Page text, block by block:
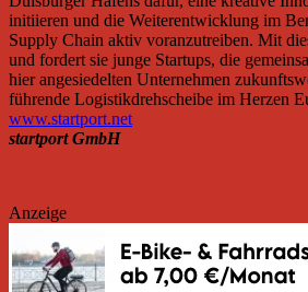
initiieren und die Weiterentwicklung im
Supply Chain aktiv voranzutreiben. Mit
und fordert sie junge Startups, die
hier angesiedelten Unternehmen
führende Logistikdrehscheibe im Herzen
www.startport.net
startport GmbH
Anzeige